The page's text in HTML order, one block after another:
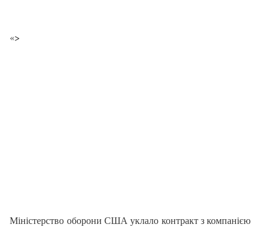
«>
Міністерство оборони США уклало контракт з компанією